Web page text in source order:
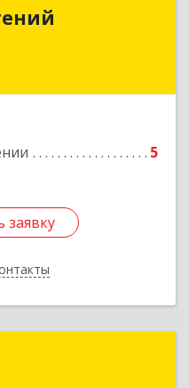
5
заявку
Евгений
Подробнее
заявку